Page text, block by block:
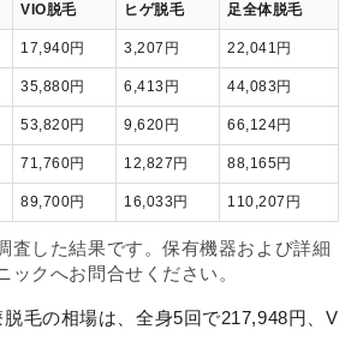
VIO脱毛 ヒゲ脱毛 足全体脱毛
17,940円 3,207円 22,041円
35,880円 6,413円 44,083円
53,820円 9,620円 66,124円
71,760円 12,827円 88,165円
89,700円 16,033円 110,207円
査した結果です。保有機器および詳細
ックへお問合せください。
毛の相場は、全身5回で217,948円、V